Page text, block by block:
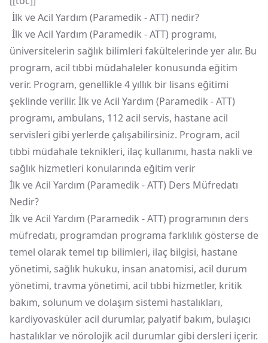
İlk ve Acil Yardım (Paramedik - ATT) nedir?
İlk ve Acil Yardım (Paramedik - ATT) programı,
üniversitelerin sağlık bilimleri fakültelerinde yer alır. Bu
program, acil tıbbi müdahaleler konusunda eğitim
verir. Program, genellikle 4 yıllık bir lisans eğitimi
şeklinde verilir. İlk ve Acil Yardım (Paramedik - ATT)
programı, ambulans, 112 acil servis, hastane acil
servisleri gibi yerlerde çalışabilirsiniz. Program, acil
tıbbi müdahale teknikleri, ilaç kullanımı, hasta nakli ve
sağlık hizmetleri konularında eğitim verir
İlk ve Acil Yardım (Paramedik - ATT) Ders Müfredatı
Nedir?
İlk ve Acil Yardım (Paramedik - ATT) programının ders
müfredatı, programdan programa farklılık gösterse de
temel olarak temel tıp bilimleri, ilaç bilgisi, hastane
yönetimi, sağlık hukuku, insan anatomisi, acil durum
yönetimi, travma yönetimi, acil tıbbi hizmetler, kritik
bakım, solunum ve dolaşım sistemi hastalıkları,
kardiyovasküler acil durumlar, palyatif bakım, bulaşıcı
hastalıklar ve nörolojik acil durumlar gibi dersleri içerir.